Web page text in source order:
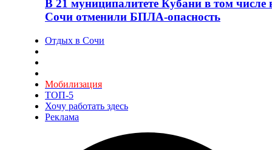
В 21 муниципалитете Кубани в том числе
Сочи отменили БПЛА-опасность
Отдых в Сочи
Мобилизация
ТОП-5
Хочу работать здесь
Реклама